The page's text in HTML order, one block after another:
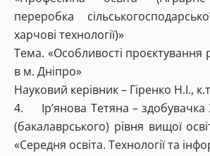
переробка
харчові технології)»
Тема. «Особливості проєктування
в м. Дніпро»
Науковий керівник – Гіренко Н.І.,
4. Ір’янова Тетяна – здобувачка
(бакалаврського) рівня вищої
«Середня освіта. Технології та